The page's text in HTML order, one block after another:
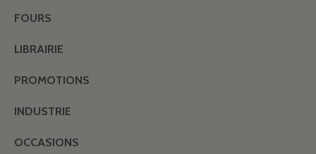
FOURS
LIBRAIRIE
PROMOTIONS
INDUSTRIE
OCCASIONS